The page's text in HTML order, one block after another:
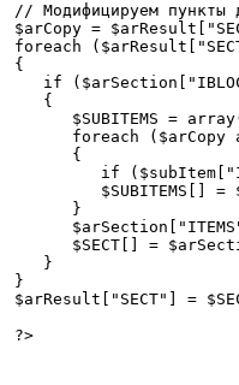
// Модифицируем пункты
$arCopy =
foreach
{
if
{
$SUBITEMS =
foreach ($arCopy
{
if
$SUBITEMS[] =
}
$arSection["ITEMS"]
$SECT[] =
}
}
$arResult["SECT"] =
?>